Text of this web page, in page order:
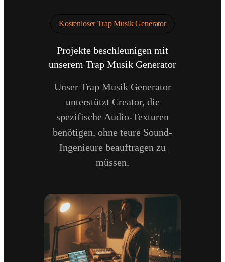
Kostenloser Trap Musik Generator
Projekte beschleunigen mit
unserem Trap Musik Generator
Unser Trap Musik Generator
unterstützt Creator, die
spezifische Audio-Texturen
benötigen, ohne teure Sound-
Ingenieure beauftragen zu
müssen.